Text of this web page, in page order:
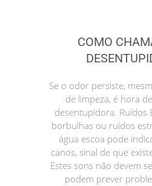
COMO
Se o odor persiste,
de limpeza, é hora
desentupidora. Ruídos
borbulhas ou ruídos
água escoa pode
canos, sinal de que
Estes sons não devem
podem prever